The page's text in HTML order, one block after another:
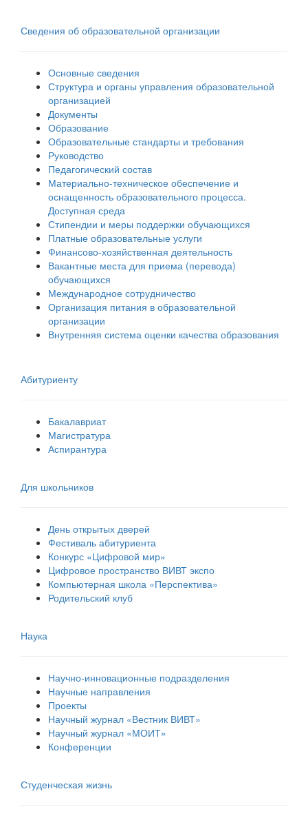
Сведения об образовательной организации
Основные сведения
Структура и органы управления образовательной
организацией
Документы
Образование
Образовательные стандарты и требования
Руководство
Педагогический состав
Материально-техническое обеспечение и
оснащенность образовательного процесса.
Доступная среда
Стипендии и меры поддержки обучающихся
Платные образовательные услуги
Финансово-хозяйственная деятельность
Вакантные места для приема (перевода)
обучающихся
Международное сотрудничество
Организация питания в образовательной
организации
Внутренняя система оценки качества образования
Абитуриенту
Бакалавриат
Магистратура
Аспирантура
Для школьников
День открытых дверей
Фестиваль абитуриента
Конкурс «Цифровой мир»
Цифровое пространство ВИВТ экспо
Компьютерная школа «Перспектива»
Родительский клуб
Наука
Научно-инновационные подразделения
Научные направления
Проекты
Научный журнал «Вестник ВИВТ»
Научный журнал «МОИТ»
Конференции
Студенческая жизнь